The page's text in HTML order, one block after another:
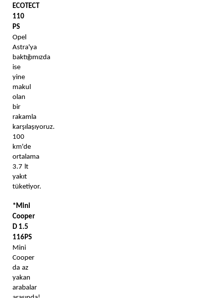
ECOTECT
110
PS
Opel
Astra'ya
baktığımızda
ise
yine
makul
olan
bir
rakamla
karşılaşıyoruz.
100
km'de
ortalama
3.7 lt
yakıt
*Mini
Cooper
D 1.5
116PS
Mini
Cooper
da az
yakan
arabalar